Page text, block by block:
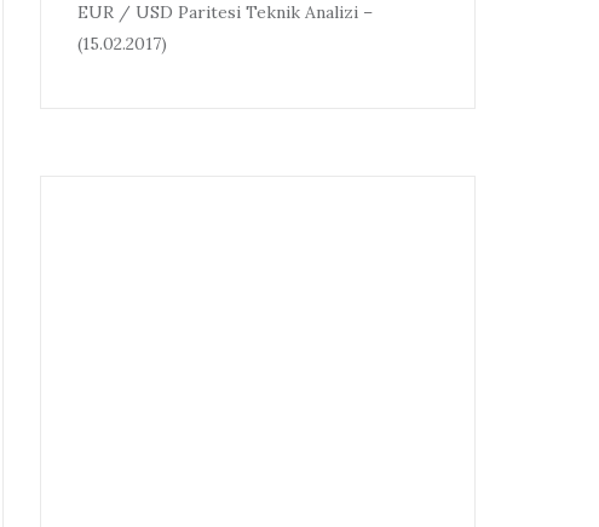
EUR / USD Paritesi Teknik Analizi –
(15.02.2017)